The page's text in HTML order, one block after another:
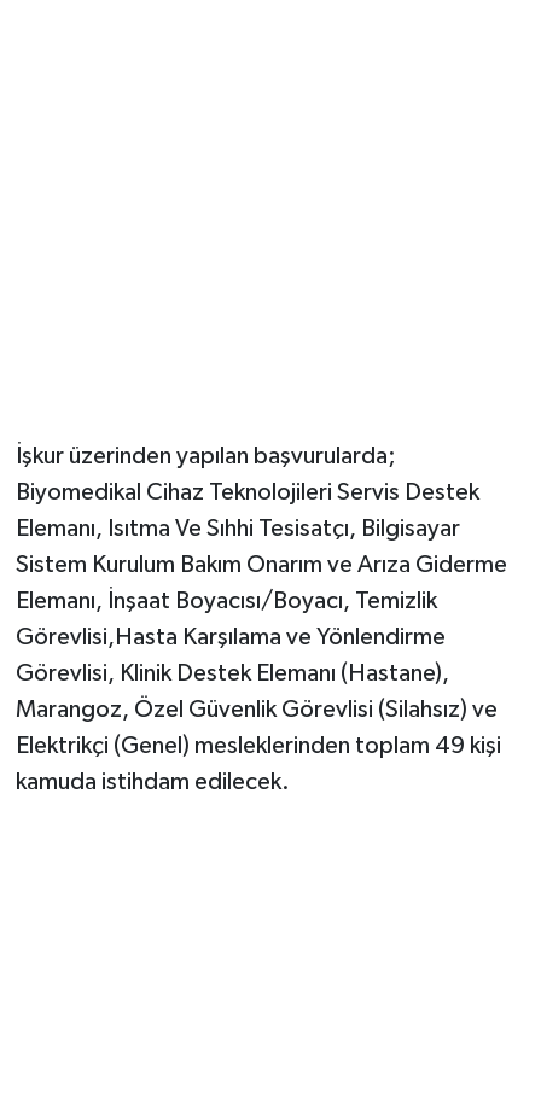
İşkur üzerinden yapılan başvurularda;
Biyomedikal Cihaz Teknolojileri Servis Destek
Elemanı, Isıtma Ve Sıhhi Tesisatçı, Bilgisayar
Sistem Kurulum Bakım Onarım ve Arıza Giderme
Elemanı, İnşaat Boyacısı/Boyacı, Temizlik
Görevlisi,Hasta Karşılama ve Yönlendirme
Görevlisi, Klinik Destek Elemanı (Hastane),
Marangoz, Özel Güvenlik Görevlisi (Silahsız) ve
Elektrikçi (Genel) mesleklerinden toplam 49 kişi
kamuda istihdam edilecek.